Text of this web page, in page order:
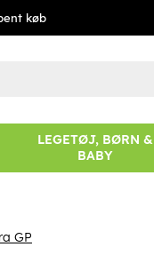
køb
LEGETØJ, BØRN &
BABY
GP